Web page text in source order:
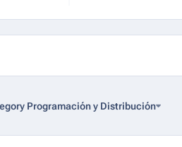
Programación y Distribución